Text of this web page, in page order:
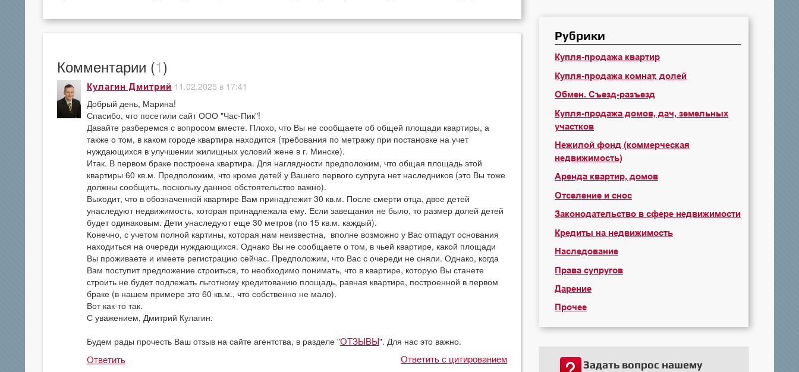
Комментарии (1)
Кулагин Дмитрий 11.02.2025 в 17:41
Добрый день, Марина!
Спасибо, что посетили сайт ООО "Час-Пик"!
Давайте разберемся с вопросом вместе. Плохо, что Вы не сообщаете об общей площади квартиры, а
также о том, в каком городе квартира находится (требования по метражу при постановке на учет
нуждающихся в улучшении жилищных условий жене в г. Минске).
Итак. В первом браке построена квартира. Для наглядности предположим, что общая площадь этой
квартиры 60 кв.м. Предположим, что кроме детей у Вашего первого супруга нет наследников (это Вы тоже
должны сообщить, поскольку данное обстоятельство важно).
Выходит, что в обозначенной квартире Вам принадлежит 30 кв.м. После смерти отца, двое детей
унаследуют недвижимость, которая принадлежала ему. Если завещания не было, то размер долей детей
будет одинаковым. Дети унаследуют еще 30 метров (по 15 кв.м. каждый).
Конечно, с учетом полной картины, которая нам неизвестна, вполне возможно у Вас отпадут основания
находиться на очереди нуждающихся. Однако Вы не сообщаете о том, в чьей квартире, какой площади
Вы проживаете и имеете регистрацию сейчас. Предположим, что Вас с очереди не сняли. Однако, когда
Вам поступит предложение строиться, то необходимо понимать, что в квартире, которую Вы станете
строить не будет подлежать льготному кредитованию площадь, равная квартире, построенной в первом
браке (в нашем примере это 60 кв.м., что собственно не мало).
Вот как-то так.
С уважением, Дмитрий Кулагин.
Будем рады прочесть Ваш отзыв на сайте агентства, в разделе "ОТЗЫВЫ". Для нас это важно.
Ответить Ответить с цитированием
Рубрики
Купля-продажа квартир
Купля-продажа комнат, долей
Обмен. Съезд-разъезд
Купля-продажа домов, дач, земельных
участков
Нежилой фонд (коммерческая
недвижимость)
Аренда квартир, домов
Отселение и снос
Законодательство в сфере недвижимости
Кредиты на недвижимость
Наследование
Права супругов
Дарение
Прочее
Задать вопрос нашему